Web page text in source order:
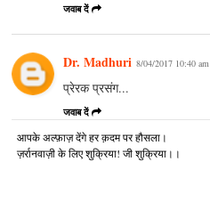
जवाब दें
Dr. Madhuri 8/04/2017 10:40 am
प्रेरक प्रसंग...
जवाब दें
आपके अल्‍फ़ाज़ देंगे हर क़दम पर हौसला।
ज़र्रानवाज़ी के लिए शुक्रिया! जी शुक्रिया।।